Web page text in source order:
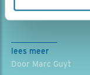
Marc Guyt in zijn
lees meer
Door Marc Guyt